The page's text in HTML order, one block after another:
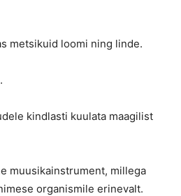
metsikuid loomi ning linde.
kindlasti kuulata maagilist
muusikainstrument, millega
organismile erinevalt.